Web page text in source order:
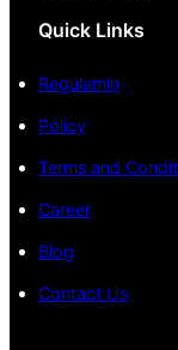
Quick Links
Regulamin
Policy
Terms and
Career
Blog
Contact Us